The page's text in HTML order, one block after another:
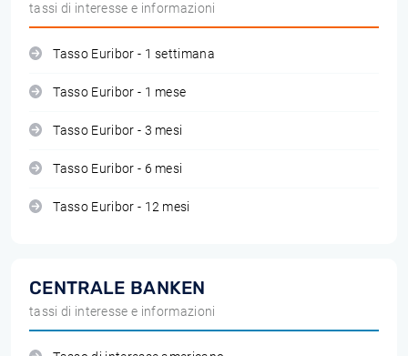
tassi di interesse e informazioni
Tasso Euribor - 1 settimana
Tasso Euribor - 1 mese
Tasso Euribor - 3 mesi
Tasso Euribor - 6 mesi
Tasso Euribor - 12 mesi
CENTRALE BANKEN
tassi di interesse e informazioni